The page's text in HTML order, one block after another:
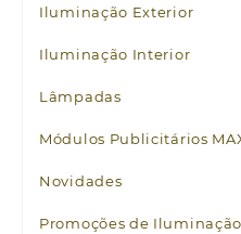
Iluminação Exterior
Iluminação Interior
Lâmpadas
Módulos Publicitários
Novidades
Promoções de Iluminação